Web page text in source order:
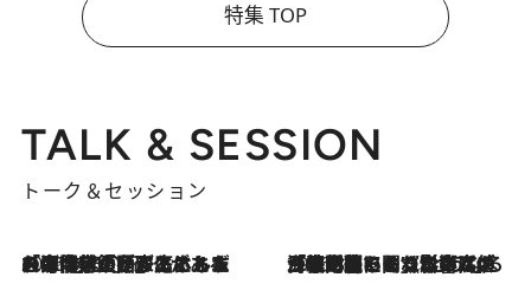
特集 TOP
TALK & SESSION
トーク＆セッション
2026.8.3
「今後値上げがあるとすれば…」「リスクがあるのは今年の冬」エネルギー専門家が語る、ホルムズ海峡封鎖が家庭にもたらす“ある心配” 2026.8.3
「住宅建てられない…」「サーチャージ料の高値が続いている」ホルムズ海峡封鎖による影響はいつまで続く？《エネルギー専門家に聞く“どうなる日本の暮らし”》